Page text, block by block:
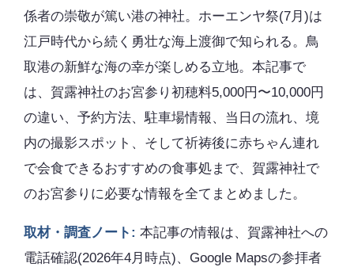
係者の崇敬が篤い港の神社。ホーエンヤ祭(7月)は
江戸時代から続く勇壮な海上渡御で知られる。鳥
取港の新鮮な海の幸が楽しめる立地。本記事で
は、賀露神社のお宮参り初穂料5,000円〜10,000円
の違い、予約方法、駐車場情報、当日の流れ、境
内の撮影スポット、そして祈祷後に赤ちゃん連れ
で会食できるおすすめの食事処まで、賀露神社で
のお宮参りに必要な情報を全てまとめました。
取材・調査ノート: 本記事の情報は、賀露神社への
電話確認(2026年4月時点)、Google Mapsの参拝者